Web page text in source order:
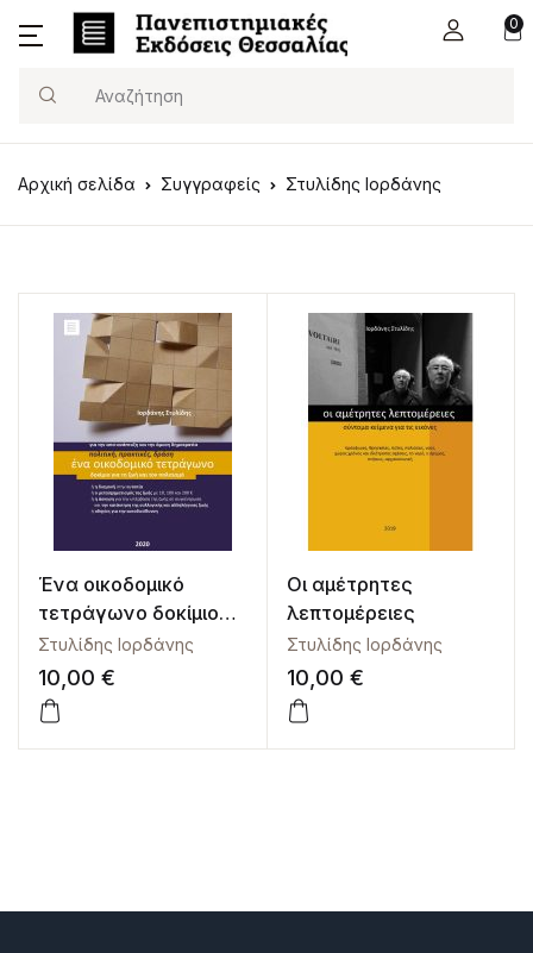
0
Search
Αρχική σελίδα Συγγραφείς Στυλίδης Ιορδάνης
Ένα οικοδομικό
τετράγωνο δοκίμιο
για τη ζωή και τον
πολιτισμό
Στυλίδης Ιορδάνης
10,00 €
Οι αμέτρητες
λεπτομέρειες
Στυλίδης Ιορδάνης
10,00 €